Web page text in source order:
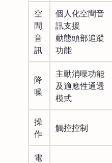
空
間
音
訊
個人化空間音
訊支援
動態頭部追蹤
功能
降
噪
主動消噪功能
及適應性通透
模式
操
作
觸控控制
電